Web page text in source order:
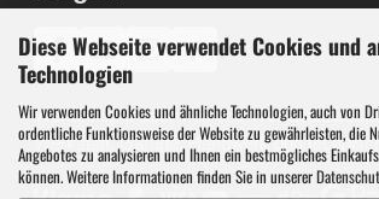
Diese Webseite verwendet Cookies und
Technologien
Wir verwenden Cookies und ähnliche Technologien, auch von
ordentliche Funktionsweise der Website zu gewährleisten, die
Angebotes zu analysieren und Ihnen ein bestmögliches
können. Weitere Informationen finden Sie in unserer
♪
Werkzeug, Maschinen und
Werkstatt, Garage, Handwerk und